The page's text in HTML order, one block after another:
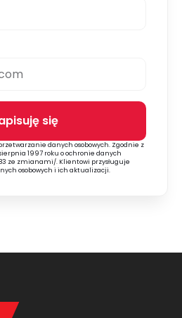
się
danych osobowych. Zgodnie z
1997 roku o ochronie danych
ze zmianami/. Klientowi przysługuje
osobowych i ich aktualizacji.